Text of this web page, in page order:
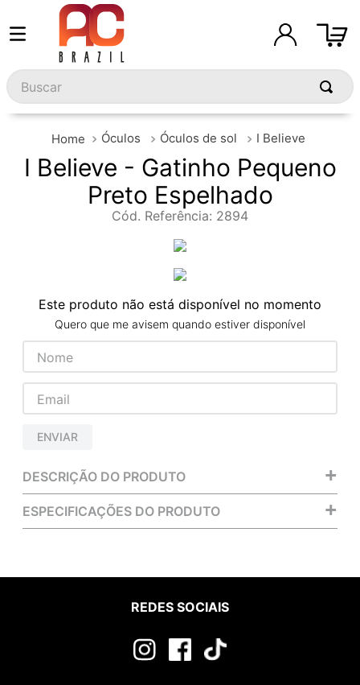
Buscar
Óculos Óculos de sol I Believe
I Believe - Gatinho Pequeno
Preto Espelhado
Cód. Referência: 2894
Este produto não está disponível no momento
Quero que me avisem quando estiver disponível
ENVIAR
DESCRIÇÃO DO PRODUTO +
ESPECIFICAÇÕES DO PRODUTO +
REDES SOCIAIS